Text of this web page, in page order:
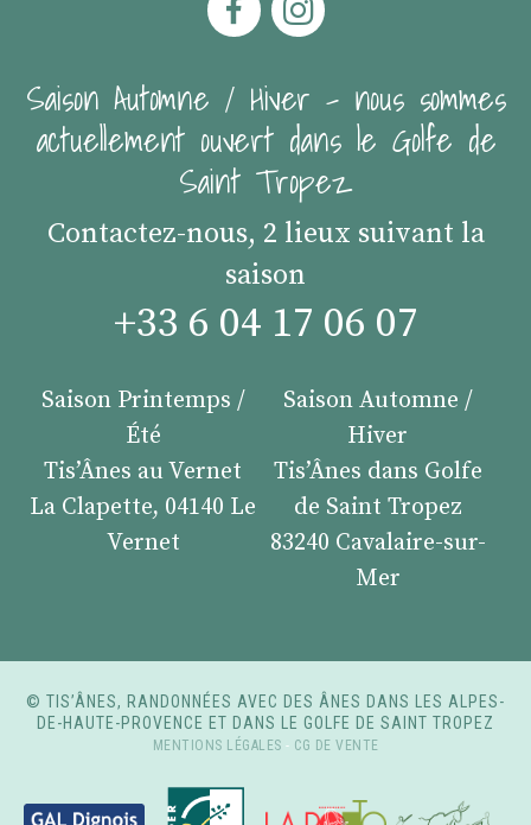
Saison Automne / Hiver - nous sommes
actuellement ouvert dans le Golfe de
Saint Tropez
Contactez-nous, 2 lieux suivant la
saison
+33 6 04 17 06 07
Saison Printemps /
Été
Tis’Ânes au Vernet
La Clapette, 04140 Le
Vernet
Saison Automne /
Hiver
Tis’Ânes dans Golfe
de Saint Tropez
83240 Cavalaire-sur-
Mer
© TIS’ÂNES, RANDONNÉES AVEC DES ÂNES DANS LES ALPES-
DE-HAUTE-PROVENCE ET DANS LE GOLFE DE SAINT TROPEZ
MENTIONS LÉGALES - CG DE VENTE